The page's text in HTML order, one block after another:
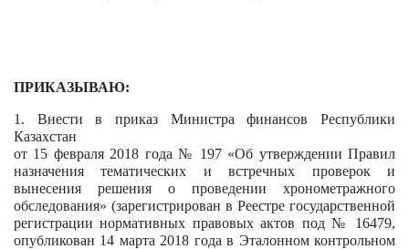
ПРИКАЗЫВАЮ:
1. Внести в приказ Министра финансов Республики
Казахстан
от 15 февраля 2018 года № 197 «Об утверждении Правил
назначения тематических и встречных проверок и
вынесения решения о проведении хронометражного
обследования» (зарегистрирован в Реестре государственной
регистрации нормативных правовых актов под № 16479,
опубликован 14 марта 2018 года в Эталонном контрольном